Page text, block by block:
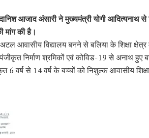
आजाद अंसारी ने मुख्यमंत्री योगी आदित्यनाथ
मांग की है।
आवासीय विद्यालय बनने से बलिया के शिक्षा क्षेत्र
निर्माण श्रमिकों एवं कोविड-19 से अनाथ हुए
6 वर्ष से 14 वर्ष के बच्चों को निशुल्क आवासीय